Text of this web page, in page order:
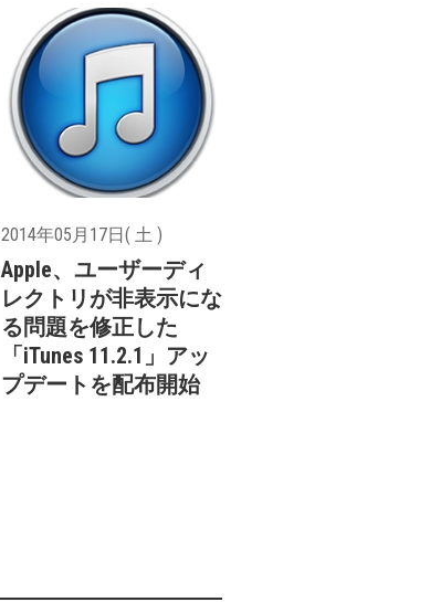
2014年05月17日( 土 )
Apple、ユーザーディ
レクトリが非表示にな
る問題を修正した
「iTunes 11.2.1」アッ
プデートを配布開始